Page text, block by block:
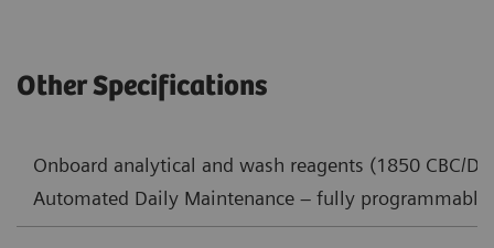
Other Specifications
Onboard analytical and wash reagents (1850 CBC/
Automated Daily Maintenance – fully programmable